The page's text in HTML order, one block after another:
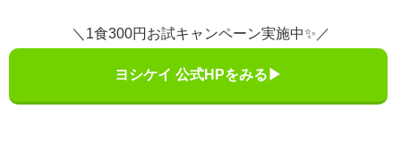
＼1食300円お試キャンペーン実施中✨／
ヨシケイ 公式HPをみる▶